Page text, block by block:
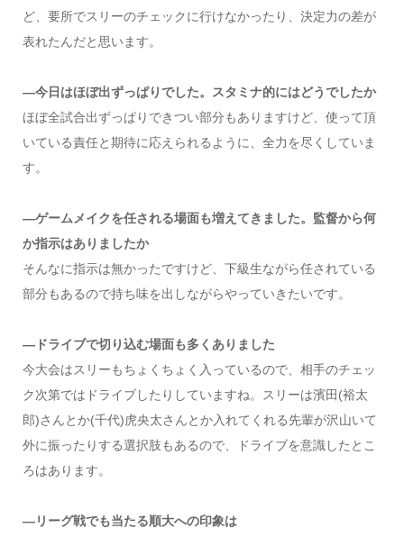
ど、要所でスリーのチェックに行けなかったり、決定力の差が
表れたんだと思います。
―今日はほぼ出ずっぱりでした。スタミナ的にはどうでしたか
ほぼ全試合出ずっぱりできつい部分もありますけど、使って頂
いている責任と期待に応えられるように、全力を尽くしていま
す。
―ゲームメイクを任される場面も増えてきました。監督から何
か指示はありましたか
そんなに指示は無かったですけど、下級生ながら任されている
部分もあるので持ち味を出しながらやっていきたいです。
―ドライブで切り込む場面も多くありました
今大会はスリーもちょくちょく入っているので、相手のチェッ
ク次第ではドライブしたりしていますね。スリーは濱田(裕太
郎)さんとか(千代)虎央太さんとか入れてくれる先輩が沢山いて
外に振ったりする選択肢もあるので、ドライブを意識したとこ
ろはあります。
―リーグ戦でも当たる順大への印象は